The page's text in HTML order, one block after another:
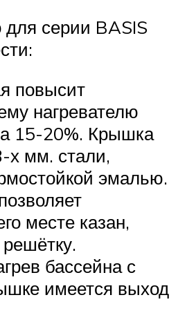
серии BASIS
повысит
нагревателю
15-20%. Крышка
х мм. стали,
эмалью.
месте казан,
бассейна с
имеется выход